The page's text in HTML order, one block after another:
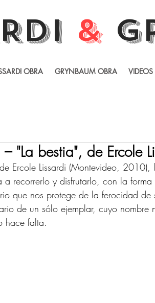
&
OBRA GRYNBAUM OBRA VIDEOS
"La bestia", de Ercole
Ercole Lissardi (Montevideo,
a recorrerlo y disfrutarlo, con la
que nos protege de la ferocidad de
de un sólo ejemplar, cuyo
hace falta.